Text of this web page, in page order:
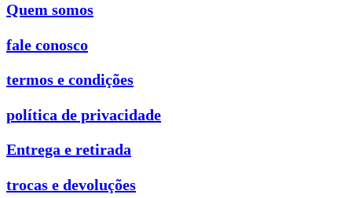
Quem somos
fale conosco
termos e condições
política de privacidade
Entrega e retirada
trocas e devoluções